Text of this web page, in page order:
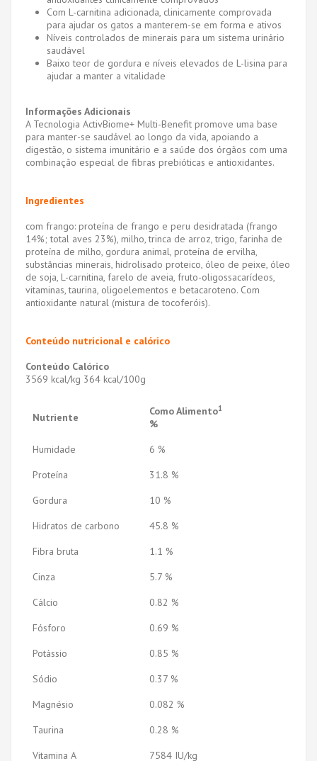
Com L-carnitina adicionada, clinicamente comprovada
para ajudar os gatos a manterem-se em forma e ativos
Níveis controlados de minerais para um sistema urinário
saudável
Baixo teor de gordura e níveis elevados de L-lisina para
ajudar a manter a vitalidade
Informações Adicionais
A Tecnologia ActivBiome+ Multi-Benefit promove uma base
para manter-se saudável ao longo da vida, apoiando a
digestão, o sistema imunitário e a saúde dos órgãos com uma
combinação especial de fibras prebióticas e antioxidantes.
Ingredientes
com frango: proteína de frango e peru desidratada (frango
14%; total aves 23%), milho, trinca de arroz, trigo, farinha de
proteína de milho, gordura animal, proteína de ervilha,
substâncias minerais, hidrolisado proteico, óleo de peixe, óleo
de soja, L-carnitina, farelo de aveia, fruto-oligossacarídeos,
vitaminas, taurina, oligoelementos e betacaroteno. Com
antioxidante natural (mistura de tocoferóis).
Conteúdo nutricional e calórico
Conteúdo Calórico
3569 kcal/kg 364 kcal/100g
Nutriente Como Alimento1
%
Humidade
6 %
Proteína
31.8 %
Gordura
10 %
Hidratos de carbono
45.8 %
Fibra bruta
1.1 %
Cinza
5.7 %
Cálcio
0.82 %
Fósforo
0.69 %
Potássio
0.85 %
Sódio
0.37 %
Magnésio
0.082 %
Taurina
0.28 %
Vitamina A
7584 IU/kg